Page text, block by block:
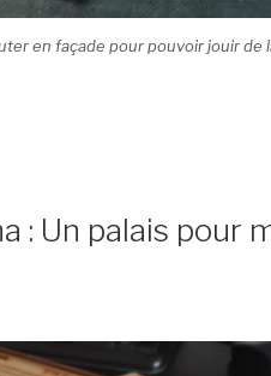
en façade pour pouvoir jouir de
: Un palais pour